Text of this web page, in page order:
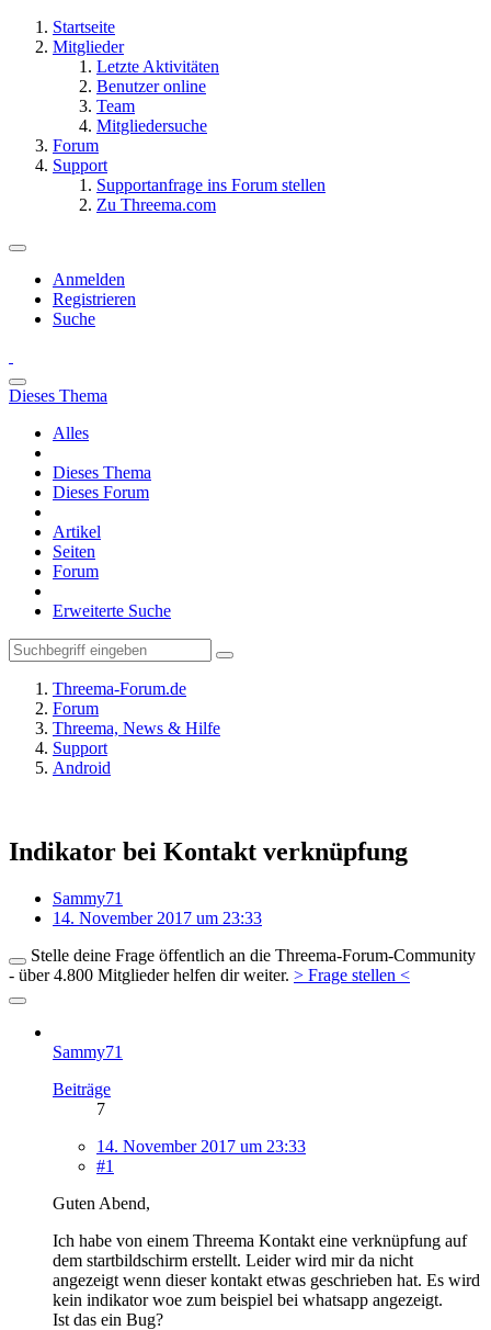
Startseite
Mitglieder
Letzte Aktivitäten
Benutzer online
Team
Mitgliedersuche
Forum
Support
Supportanfrage ins Forum stellen
Zu Threema.com
Anmelden
Registrieren
Suche
Dieses Thema
Alles
Dieses Thema
Dieses Forum
Artikel
Seiten
Forum
Erweiterte Suche
Threema-Forum.de
Forum
Threema, News & Hilfe
Support
Android
Indikator bei Kontakt verknüpfung
Sammy71
14. November 2017 um 23:33
Stelle deine Frage öffentlich an die Threema-Forum-Community
- über 4.800 Mitglieder helfen dir weiter. > Frage stellen <
Sammy71
Beiträge
7
14. November 2017 um 23:33
#1
Guten Abend,
Ich habe von einem Threema Kontakt eine verknüpfung auf
dem startbildschirm erstellt. Leider wird mir da nicht
angezeigt wenn dieser kontakt etwas geschrieben hat. Es wird
kein indikator woe zum beispiel bei whatsapp angezeigt.
Ist das ein Bug?